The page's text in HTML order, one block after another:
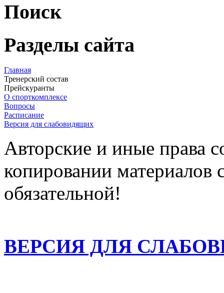
Поиск
Разделы сайта
Главная
Тренерский состав
Прейскуранты
О спорткомплексе
Вопросы
Расписание
Версия для слабовидящих
Авторские и иные права
копировании материалов
обязательной!
ВЕРСИЯ ДЛЯ